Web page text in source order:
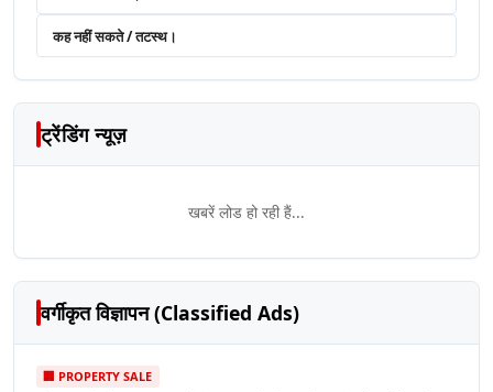
कह नहीं सकते / तटस्थ।
ट्रेंडिंग न्यूज़
खबरें लोड हो रही हैं...
वर्गीकृत विज्ञापन (Classified Ads)
🏢 PROPERTY SALE